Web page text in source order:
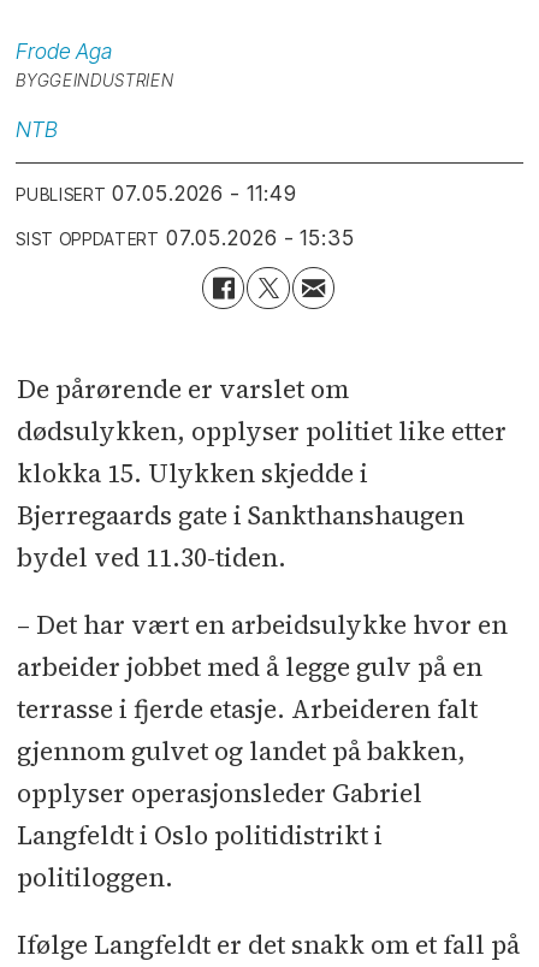
Frode Aga
BYGGEINDUSTRIEN
NTB
PUBLISERT 07.05.2026 - 11:49
SIST OPPDATERT 07.05.2026 - 15:35
De pårørende er varslet om
dødsulykken, opplyser politiet like etter
klokka 15. Ulykken skjedde i
Bjerregaards gate i Sankthanshaugen
bydel ved 11.30-tiden.
– Det har vært en arbeidsulykke hvor en
arbeider jobbet med å legge gulv på en
terrasse i fjerde etasje. Arbeideren falt
gjennom gulvet og landet på bakken,
opplyser operasjonsleder Gabriel
Langfeldt i Oslo politidistrikt i
politiloggen.
Ifølge Langfeldt er det snakk om et fall på